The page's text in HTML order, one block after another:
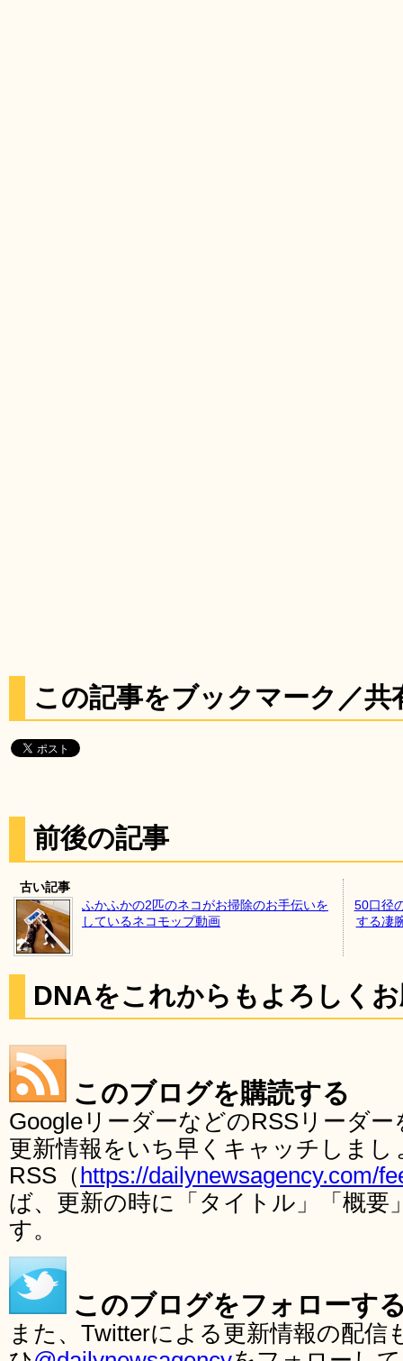
この記事をブックマーク／共
前後の記事
古い記事
ふかふかの2匹のネコがお掃除のお手伝いを
しているネコモップ動画
50口径
する凄
DNAをこれからもよろしく
このブログを購読する
GoogleリーダーなどのRSSリーダ
更新情報をいち早くキャッチしま
RSS（ https://dailynewsagency.com/
ば、更新の時に「タイトル」「概要
す。
このブログをフォローす
また、Twitterによる更新情報の配